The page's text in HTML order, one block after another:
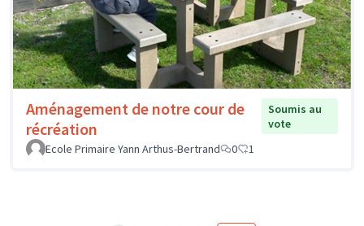
Aménagement de notre cour de
récréation
Soumis au
vote
Ecole Primaire Yann Arthus-Bertrand
0 1